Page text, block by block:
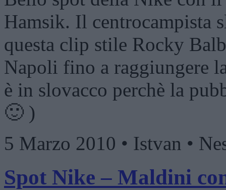
Hamsik. Il centrocampista
questa clip stile Rocky
Napoli fino a raggiungere
è in slovacco perchè la
🙂 )
5 Marzo 2010 • Istvan •
Spot Nike – Maldini